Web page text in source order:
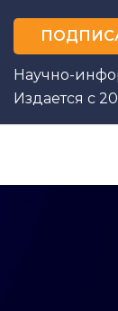
Научно-
Издается с